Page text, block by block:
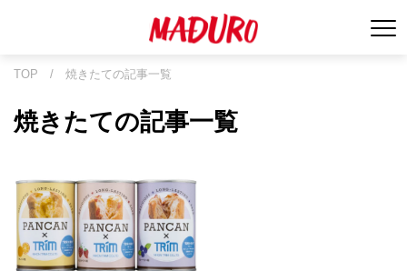
TOP / 焼きたての記事一覧
焼きたての記事一覧